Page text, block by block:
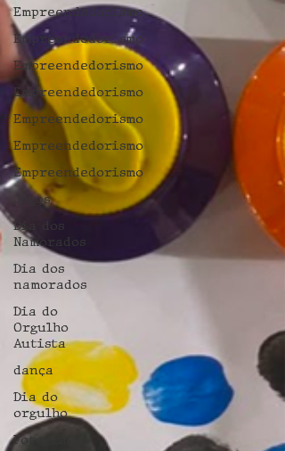
Empreendedorismo
Empreendedorismo
Empreendedorismo
Empreendedorismo
Empreendedorismo
Empreendedorismo
Empreendedorismo
Jogos
Dia dos
Namorados
Dia dos
namorados
Dia do
Orgulho
Autista
dança
Dia do
orgulho
Fotografia